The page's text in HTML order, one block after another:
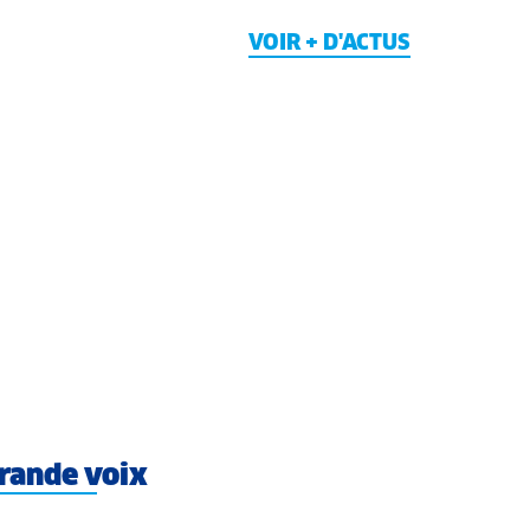
VOIR + D'ACTUS
voix